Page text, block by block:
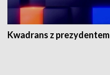
Kwadrans z prezydentem